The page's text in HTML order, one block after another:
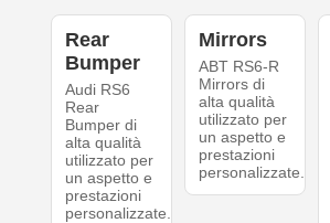
Rear
Bumper
Audi RS6
Rear
Bumper di
alta qualità
utilizzato per
un aspetto e
prestazioni
personalizzate.
Mirrors
ABT RS6-R
Mirrors di
alta qualità
utilizzato per
un aspetto e
prestazioni
personalizzate.